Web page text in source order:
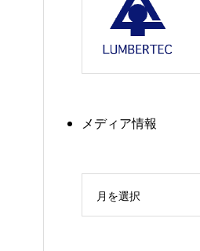
メディア情報
月を選択